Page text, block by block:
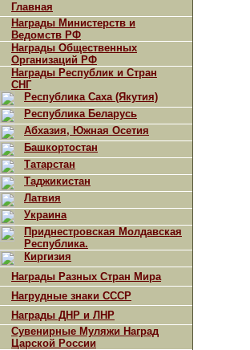
Главная
Награды Министерств и
Ведомств РФ
Награды Общественных
Организаций РФ
Награды Республик и Стран
СНГ
Республика Саха (Якутия)
Республика Беларусь
Абхазия, Южная Осетия
Башкортостан
Татарстан
Таджикистан
Латвия
Украина
Приднестровская Молдавская
Республика.
Киргизия
Награды Разных Стран Мира
Нагрудные знаки СССР
Награды ДНР и ЛНР
Сувенирные Муляжи Наград
Царской России